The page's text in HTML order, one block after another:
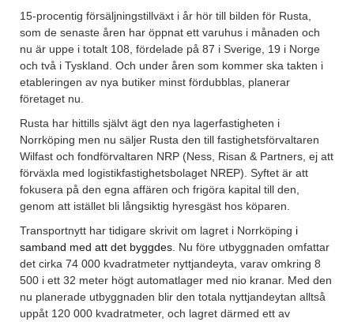
15-procentig försäljningstillväxt i år hör till bilden för Rusta,
som de senaste åren har öppnat ett varuhus i månaden och
nu är uppe i totalt 108, fördelade på 87 i Sverige, 19 i Norge
och två i Tyskland. Och under åren som kommer ska takten i
etableringen av nya butiker minst fördubblas, planerar
företaget nu.
Rusta har hittills självt ägt den nya lagerfastigheten i
Norrköping men nu säljer Rusta den till fastighetsförvaltaren
Wilfast och fondförvaltaren NRP (Ness, Risan & Partners, ej att
förväxla med logistikfastighetsbolaget NREP). Syftet är att
fokusera på den egna affären och frigöra kapital till den,
genom att istället bli långsiktig hyresgäst hos köparen.
Transportnytt har tidigare skrivit om lagret i Norrköping i
samband med att det byggdes . Nu före utbyggnaden omfattar
det cirka 74 000 kvadratmeter nyttjandeyta, varav omkring 8
500 i ett 32 meter högt automatlager med nio kranar. Med den
nu planerade utbyggnaden blir den totala nyttjandeytan alltså
uppåt 120 000 kvadratmeter, och lagret därmed ett av